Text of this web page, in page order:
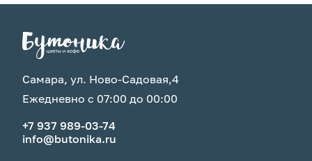
Самара, ул. Ново-Садовая,4
Ежедневно с 07:00 до 00:00
+7 937 989-03-74
info@butonika.ru